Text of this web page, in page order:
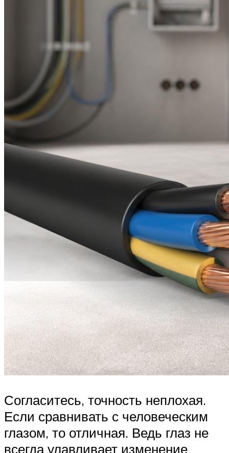
Согласитесь, точность неплохая.
Если сравнивать с человеческим
глазом, то отличная. Ведь глаз не
всегда улавливает изменение